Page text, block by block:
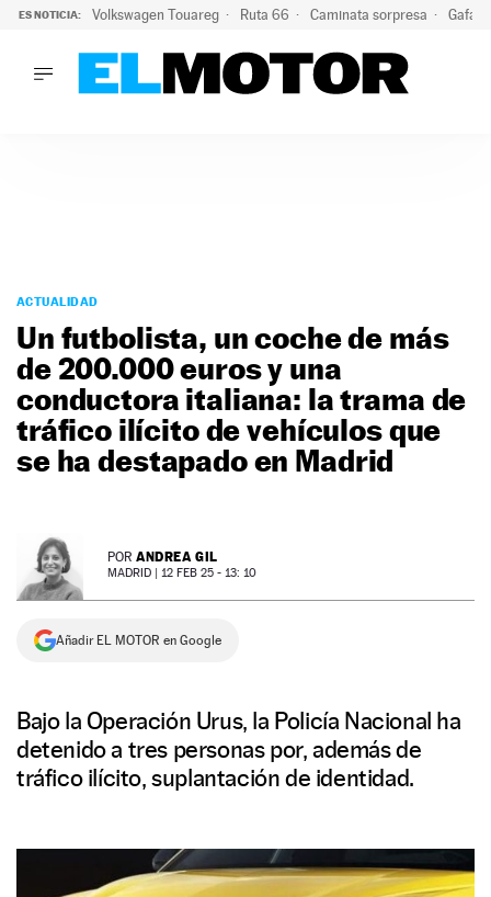
ES NOTICIA: Volkswagen Touareg Ruta 66 Caminata sorpresa Gafas
PODCAST
MOTOS
TECNOLOGÍA
SUPERCOCHES
MOTORTV
SERVICIOS
SÍGUENOS
ACTUALIDAD
Un futbolista, un coche de más
de 200.000 euros y una
conductora italiana: la trama de
tráfico ilícito de vehículos que
se ha destapado en Madrid
POR ANDREA GIL
MADRID | 12 FEB 25 - 13: 10
Añadir EL MOTOR en Google
Bajo la Operación Urus, la Policía Nacional ha
detenido a tres personas por, además de
tráfico ilícito, suplantación de identidad.